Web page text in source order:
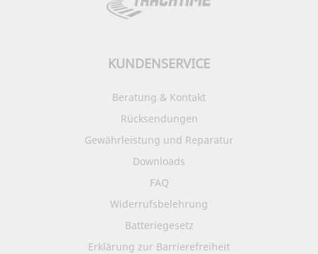
KUNDENSERVICE
Beratung & Kontakt
Rücksendungen
Gewährleistung und Reparatur
Downloads
FAQ
Widerrufsbelehrung
Batteriegesetz
Erklärung zur Barrierefreiheit